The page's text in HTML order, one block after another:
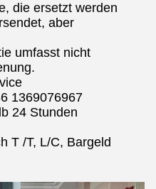
die ersetzt werden
aber
umfasst nicht
1369076967
24 Stunden
T /T, L/C, Bargeld